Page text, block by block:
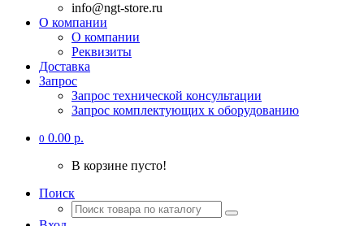
info@ngt-store.ru
О компании
О компании
Реквизиты
Доставка
Запрос
Запрос технической консультации
Запрос комплектующих к оборудованию
0 0.00 р.
В корзине пусто!
Поиск